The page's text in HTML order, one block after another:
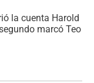
la cuenta Harold
marcó Teo